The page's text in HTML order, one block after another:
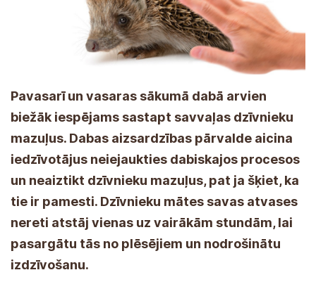
Pavasarī un vasaras sākumā dabā arvien
biežāk iespējams sastapt savvaļas dzīvnieku
mazuļus. Dabas aizsardzības pārvalde aicina
iedzīvotājus neiejaukties dabiskajos procesos
un neaiztikt dzīvnieku mazuļus, pat ja šķiet, ka
tie ir pamesti. Dzīvnieku mātes savas atvases
nereti atstāj vienas uz vairākām stundām, lai
pasargātu tās no plēsējiem un nodrošinātu
izdzīvošanu.